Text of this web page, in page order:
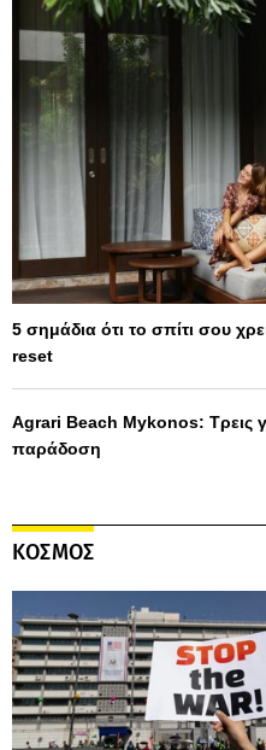
5 σημάδια ότι το σπίτι σου
reset
Agrari Beach Mykonos: Τρεις
παράδοση
ΚΟΣΜΟΣ